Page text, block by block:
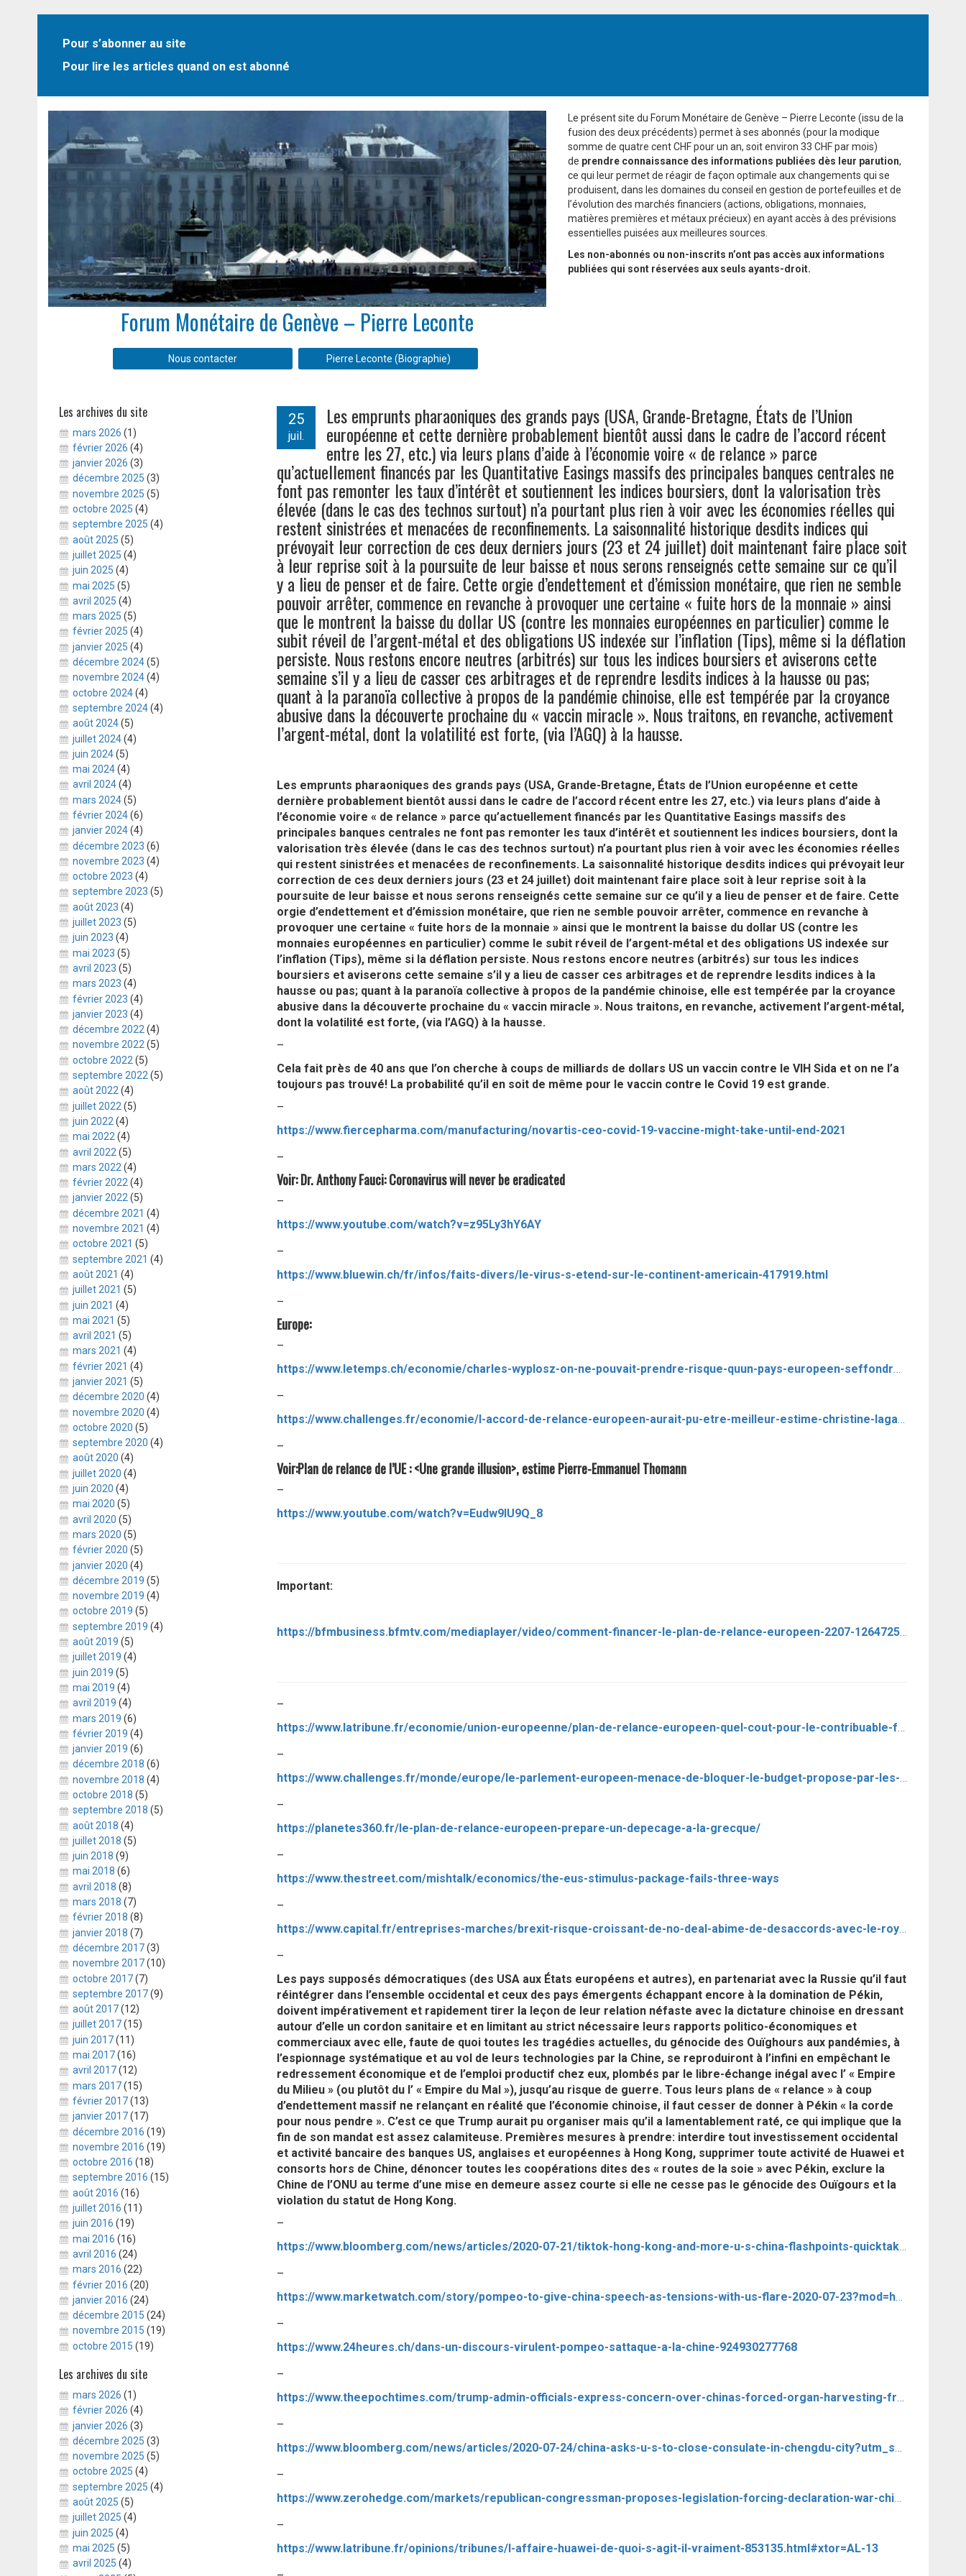
Pour s’abonner au site
Pour lire les articles quand on est abonné
Forum Monétaire de Genève – Pierre Leconte
Nous contacter Pierre Leconte (Biographie)
Le présent site du Forum Monétaire de Genève – Pierre Leconte (issu de la
fusion des deux précédents) permet à ses abonnés (pour la modique
somme de quatre cent CHF pour un an, soit environ 33 CHF par mois)
de prendre connaissance des informations publiées dès leur parution,
ce qui leur permet de réagir de façon optimale aux changements qui se
produisent, dans les domaines du conseil en gestion de portefeuilles et de
l’évolution des marchés financiers (actions, obligations, monnaies,
matières premières et métaux précieux) en ayant accès à des prévisions
essentielles puisées aux meilleures sources.
Les non-abonnés ou non-inscrits n’ont pas accès aux informations
publiées qui sont réservées aux seuls ayants-droit.
25
juil.
Les emprunts pharaoniques des grands pays (USA, Grande-Bretagne, États de l’Union
européenne et cette dernière probablement bientôt aussi dans le cadre de l’accord récent
entre les 27, etc.) via leurs plans d’aide à l’économie voire « de relance » parce
qu’actuellement financés par les Quantitative Easings massifs des principales banques centrales ne
font pas remonter les taux d’intérêt et soutiennent les indices boursiers, dont la valorisation très
élevée (dans le cas des technos surtout) n’a pourtant plus rien à voir avec les économies réelles qui
restent sinistrées et menacées de reconfinements. La saisonnalité historique desdits indices qui
prévoyait leur correction de ces deux derniers jours (23 et 24 juillet) doit maintenant faire place soit
à leur reprise soit à la poursuite de leur baisse et nous serons renseignés cette semaine sur ce qu’il
y a lieu de penser et de faire. Cette orgie d’endettement et d’émission monétaire, que rien ne semble
pouvoir arrêter, commence en revanche à provoquer une certaine « fuite hors de la monnaie » ainsi
que le montrent la baisse du dollar US (contre les monnaies européennes en particulier) comme le
subit réveil de l’argent-métal et des obligations US indexée sur l’inflation (Tips), même si la déflation
persiste. Nous restons encore neutres (arbitrés) sur tous les indices boursiers et aviserons cette
semaine s’il y a lieu de casser ces arbitrages et de reprendre lesdits indices à la hausse ou pas;
quant à la paranoïa collective à propos de la pandémie chinoise, elle est tempérée par la croyance
abusive dans la découverte prochaine du « vaccin miracle ». Nous traitons, en revanche, activement
l’argent-métal, dont la volatilité est forte, (via l’AGQ) à la hausse.
Les emprunts pharaoniques des grands pays (USA, Grande-Bretagne, États de l’Union européenne et cette
dernière probablement bientôt aussi dans le cadre de l’accord récent entre les 27, etc.) via leurs plans d’aide à
l’économie voire « de relance » parce qu’actuellement financés par les Quantitative Easings massifs des
principales banques centrales ne font pas remonter les taux d’intérêt et soutiennent les indices boursiers, dont la
valorisation très élevée (dans le cas des technos surtout) n’a pourtant plus rien à voir avec les économies réelles
qui restent sinistrées et menacées de reconfinements. La saisonnalité historique desdits indices qui prévoyait leur
correction de ces deux derniers jours (23 et 24 juillet) doit maintenant faire place soit à leur reprise soit à la
poursuite de leur baisse et nous serons renseignés cette semaine sur ce qu’il y a lieu de penser et de faire. Cette
orgie d’endettement et d’émission monétaire, que rien ne semble pouvoir arrêter, commence en revanche à
provoquer une certaine « fuite hors de la monnaie » ainsi que le montrent la baisse du dollar US (contre les
monnaies européennes en particulier) comme le subit réveil de l’argent-métal et des obligations US indexée sur
l’inflation (Tips), même si la déflation persiste. Nous restons encore neutres (arbitrés) sur tous les indices
boursiers et aviserons cette semaine s’il y a lieu de casser ces arbitrages et de reprendre lesdits indices à la
hausse ou pas; quant à la paranoïa collective à propos de la pandémie chinoise, elle est tempérée par la croyance
abusive dans la découverte prochaine du « vaccin miracle ». Nous traitons, en revanche, activement l’argent-métal,
dont la volatilité est forte, (via l’AGQ) à la hausse.
–
Cela fait près de 40 ans que l’on cherche à coups de milliards de dollars US un vaccin contre le VIH Sida et on ne l’a
toujours pas trouvé! La probabilité qu’il en soit de même pour le vaccin contre le Covid 19 est grande.
–
https://www.fiercepharma.com/manufacturing/novartis-ceo-covid-19-vaccine-might-take-until-end-2021
–
Voir: Dr. Anthony Fauci: Coronavirus will never be eradicated
–
https://www.youtube.com/watch?v=z95Ly3hY6AY
–
https://www.bluewin.ch/fr/infos/faits-divers/le-virus-s-etend-sur-le-continent-americain-417919.html
–
Europe:
–
https://www.letemps.ch/economie/charles-wyplosz-on-ne-pouvait-prendre-risque-quun-pays-europeen-seffondre?utm_source=Newsletters&utm_campaign=d69ac0f437-newsletter_eco&utm_medium=email&utm_term=0_56c41a402e-d69ac0f437-110148197
–
https://www.challenges.fr/economie/l-accord-de-relance-europeen-aurait-pu-etre-meilleur-estime-christine-lagarde_720368#xtor=CS3-89-[L’accord%20de%20relance%20europ%C3%A9en%20%22aurait%20pu%20%C3%AAtre%20meilleur%22%20estime%20Christine%20Lagarde]
–
Voir:Plan de relance de l’UE : <Une grande illusion>, estime Pierre-Emmanuel Thomann
–
https://www.youtube.com/watch?v=Eudw9IU9Q_8
Important:
https://bfmbusiness.bfmtv.com/mediaplayer/video/comment-financer-le-plan-de-relance-europeen-2207-1264725.html
–
https://www.latribune.fr/economie/union-europeenne/plan-de-relance-europeen-quel-cout-pour-le-contribuable-francais-853527.html#xtor=AL-13
–
https://www.challenges.fr/monde/europe/le-parlement-europeen-menace-de-bloquer-le-budget-propose-par-les-27_720527#xtor=CS3-89-[Le%20Parlement%20europ%C3%A9en%20menace%20de%20bloquer%20le%20budget%20propos%C3%A9%20par%20les%2027]
–
https://planetes360.fr/le-plan-de-relance-europeen-prepare-un-depecage-a-la-grecque/
–
https://www.thestreet.com/mishtalk/economics/the-eus-stimulus-package-fails-three-ways
–
https://www.capital.fr/entreprises-marches/brexit-risque-croissant-de-no-deal-abime-de-desaccords-avec-le-royaume-uni-1375860
–
Les pays supposés démocratiques (des USA aux États européens et autres), en partenariat avec la Russie qu’il faut
réintégrer dans l’ensemble occidental et ceux des pays émergents échappant encore à la domination de Pékin,
doivent impérativement et rapidement tirer la leçon de leur relation néfaste avec la dictature chinoise en dressant
autour d’elle un cordon sanitaire et en limitant au strict nécessaire leurs rapports politico-économiques et
commerciaux avec elle, faute de quoi toutes les tragédies actuelles, du génocide des Ouïghours aux pandémies, à
l’espionnage systématique et au vol de leurs technologies par la Chine, se reproduiront à l’infini en empêchant le
redressement économique et de l’emploi productif chez eux, plombés par le libre-échange inégal avec l’ « Empire
du Milieu » (ou plutôt du l’ « Empire du Mal »), jusqu’au risque de guerre. Tous leurs plans de « relance » à coup
d’endettement massif ne relançant en réalité que l’économie chinoise, il faut cesser de donner à Pékin « la corde
pour nous pendre ». C’est ce que Trump aurait pu organiser mais qu’il a lamentablement raté, ce qui implique que la
fin de son mandat est assez calamiteuse. Premières mesures à prendre: interdire tout investissement occidental
et activité bancaire des banques US, anglaises et européennes à Hong Kong, supprimer toute activité de Huawei et
consorts hors de Chine, dénoncer toutes les coopérations dites des « routes de la soie » avec Pékin, exclure la
Chine de l’ONU au terme d’une mise en demeure assez courte si elle ne cesse pas le génocide des Ouïgours et la
violation du statut de Hong Kong.
–
https://www.bloomberg.com/news/articles/2020-07-21/tiktok-hong-kong-and-more-u-s-china-flashpoints-quicktake?srnd=premium-europe&sref=KYaM6IRe
–
https://www.marketwatch.com/story/pompeo-to-give-china-speech-as-tensions-with-us-flare-2020-07-23?mod=home-page
–
https://www.24heures.ch/dans-un-discours-virulent-pompeo-sattaque-a-la-chine-924930277768
–
https://www.theepochtimes.com/trump-admin-officials-express-concern-over-chinas-forced-organ-harvesting-from-falun-gong-adherents_3436047.html?ref=brief_News&__sta=bd.hhksexHFFVtlmjhglu%7CVBY&__stm_medium=email&__stm_source=smartech
–
https://www.bloomberg.com/news/articles/2020-07-24/china-asks-u-s-to-close-consulate-in-chengdu-city?utm_source=webpush&utm_campaign=BreakingNews%7CStory%7CQDYGF6T0AFB701&sref=KYaM6IRe
–
https://www.zerohedge.com/markets/republican-congressman-proposes-legislation-forcing-declaration-war-china-should-beijing
–
https://www.latribune.fr/opinions/tribunes/l-affaire-huawei-de-quoi-s-agit-il-vraiment-853135.html#xtor=AL-13
Les archives du site
mars 2026 (1)
février 2026 (4)
janvier 2026 (3)
décembre 2025 (3)
novembre 2025 (5)
octobre 2025 (4)
septembre 2025 (4)
août 2025 (5)
juillet 2025 (4)
juin 2025 (4)
mai 2025 (5)
avril 2025 (4)
mars 2025 (5)
février 2025 (4)
janvier 2025 (4)
décembre 2024(5)
novembre 2024(4)
octobre 2024(4)
septembre 2024(4)
août 2024(5)
juillet 2024(4)
juin 2024(5)
mai 2024(4)
avril 2024(4)
mars 2024(5)
février 2024(6)
janvier 2024(4)
décembre 2023 (6)
novembre 2023 (4)
octobre 2023 (4)
septembre 2023 (5)
août 2023 (4)
juillet 2023 (5)
juin 2023 (4)
mai 2023 (5)
avril 2023 (5)
mars 2023 (4)
février 2023 (4)
janvier 2023 (4)
décembre 2022 (4)
novembre 2022(5)
octobre 2022 (5)
septembre 2022 (5)
août 2022(4)
juillet 2022 (5)
juin 2022 (4)
mai 2022(4)
avril 2022 (5)
mars 2022 (4)
février 2022 (4)
janvier 2022(5)
décembre 2021 (4)
novembre 2021 (4)
octobre 2021 (5)
septembre 2021 (4)
août 2021 (4)
juillet 2021 (5)
juin 2021 (4)
mai 2021 (5)
avril 2021 (5)
mars 2021 (4)
février 2021 (4)
janvier 2021 (5)
décembre 2020 (4)
novembre 2020 (4)
octobre 2020 (5)
septembre 2020 (4)
août 2020 (4)
juillet 2020 (4)
juin 2020 (4)
mai 2020 (5)
avril 2020 (5)
mars 2020 (5)
février 2020 (5)
janvier 2020 (4)
décembre 2019 (5)
novembre 2019 (4)
octobre 2019 (5)
septembre 2019 (4)
août 2019 (5)
juillet 2019 (4)
juin 2019 (5)
mai 2019 (4)
avril 2019 (4)
mars 2019 (6)
février 2019 (4)
janvier 2019 (6)
décembre 2018 (6)
novembre 2018 (4)
octobre 2018 (5)
septembre 2018 (5)
août 2018 (4)
juillet 2018 (5)
juin 2018 (9)
mai 2018 (6)
avril 2018 (8)
mars 2018 (7)
février 2018 (8)
janvier 2018 (7)
décembre 2017(3)
novembre 2017(10)
octobre 2017(7)
septembre 2017(9)
août 2017(12)
juillet 2017(15)
juin 2017(11)
mai 2017(16)
avril 2017(12)
mars 2017(15)
février 2017(13)
janvier 2017(17)
décembre 2016 (19)
novembre 2016 (19)
octobre 2016 (18)
septembre 2016 (15)
août 2016 (16)
juillet 2016 (11)
juin 2016 (19)
mai 2016 (16)
avril 2016 (24)
mars 2016 (22)
février 2016 (20)
janvier 2016 (24)
décembre 2015 (24)
novembre 2015 (19)
octobre 2015 (19)
Les archives du site
mars 2026 (1)
février 2026 (4)
janvier 2026 (3)
décembre 2025 (3)
novembre 2025 (5)
octobre 2025 (4)
septembre 2025 (4)
août 2025 (5)
juillet 2025 (4)
juin 2025 (4)
mai 2025 (5)
avril 2025 (4)